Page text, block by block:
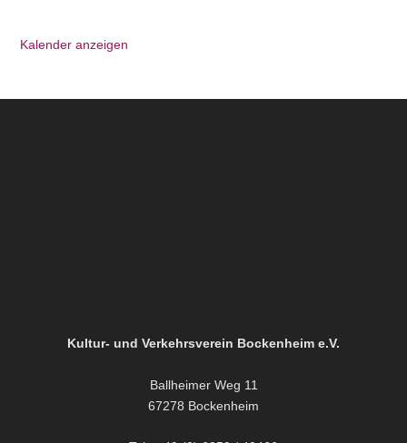
Kalender anzeigen
Kultur- und Verkehrsverein Bockenheim e.V.
Ballheimer Weg 11
67278 Bockenheim